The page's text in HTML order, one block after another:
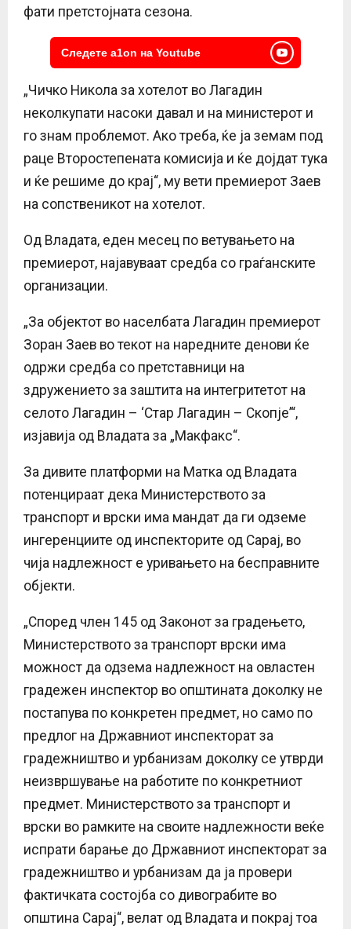
фати претстојната сезона.
Следете a1on на Youtube
„Чичко Никола за хотелот во Лагадин
неколкупати насоки давал и на министерот и
го знам проблемот. Ако треба, ќе ја земам под
раце Второстепената комисија и ќе дојдат тука
и ќе решиме до крај“, му вети премиерот Заев
на сопственикот на хотелот.
Од Владата, еден месец по ветувањето на
премиерот, најавуваат средба со граѓанските
организации.
„За објектот во населбата Лагадин премиерот
Зоран Заев во текот на наредните денови ќе
одржи средба со претставници на
здружението за заштита на интегритетот на
селото Лагадин – ‘Стар Лагадин – Скопје’“,
изјавија од Владата за „Макфакс“.
За дивите платформи на Матка од Владата
потенцираат дека Министерството за
транспорт и врски има мандат да ги одземе
ингеренциите од инспекторите од Сарај, во
чија надлежност е уривањето на бесправните
објекти.
„Според член 145 од Законот за градењето,
Министерството за транспорт врски има
можност да одзема надлежност на овластен
градежен инспектор во општината доколку не
постапува по конкретен предмет, но само по
предлог на Државниот инспекторат за
градежништво и урбанизам доколку се утврди
неизвршување на работите по конкретниот
предмет. Министерството за транспорт и
врски во рамките на своите надлежности веќе
испрати барање до Државниот инспекторат за
градежништво и урбанизам да ја провери
фактичката состојба со дивограбите во
општина Сарај“, велат од Владата и покрај тоа